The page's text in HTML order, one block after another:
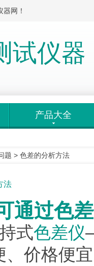
网！
试仪器
产品大全
题 > 色差的分析方法
法
通过色
式色差仪
、价格便